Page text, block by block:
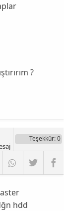
?
Teşekkür: 0
hdd